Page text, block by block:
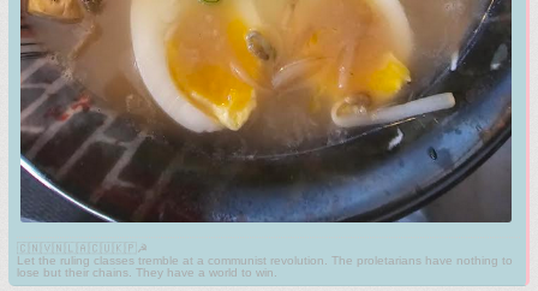
🇨🇳🇻🇳🇱🇦🇨🇺🇰🇵☭
Let the ruling classes tremble at a communist revolution. The proletarians have nothing to
lose but their chains. They have a world to win.